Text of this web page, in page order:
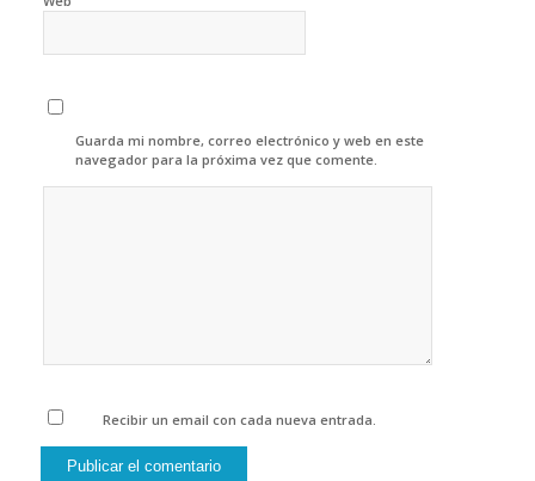
Guarda mi nombre, correo electrónico y web en este
navegador para la próxima vez que comente.
Recibir un email con cada nueva entrada.